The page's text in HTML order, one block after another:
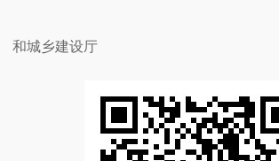
和城乡建设厅